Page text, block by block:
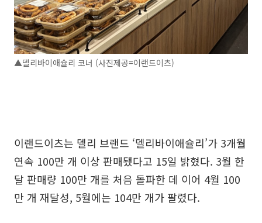
▲델리바이애슐리 코너 (사진제공=이랜드이츠)
이랜드이츠는 델리 브랜드 ‘델리바이애슐리’가 3개월
연속 100만 개 이상 판매됐다고 15일 밝혔다. 3월 한
달 판매량 100만 개를 처음 돌파한 데 이어 4월 100
만 개 재달성, 5월에는 104만 개가 팔렸다.